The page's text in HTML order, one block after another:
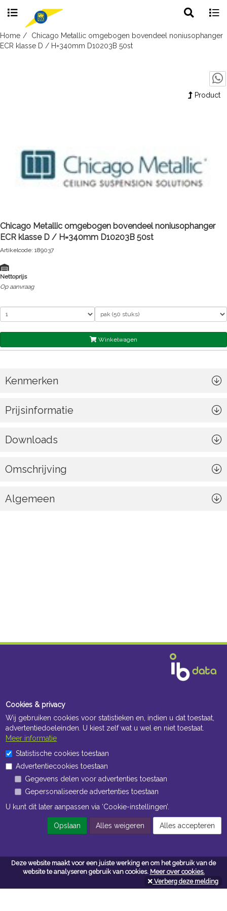
Deze website maakt voor een juiste werking en om het gebruik van de
website te analyseren gebruik van cookies. Meer over cookies.
Verberg deze melding
Skip
to
search
Home
Chicago Metallic omgebogen bovendeel noniusophanger
ECR klasse D / H=340mm D10203B 50st
Product
Chicago Metallic omgebogen bovendeel noniusophanger
ECR klasse D / H=340mm D10203B 50st
Artikelcode: 189037
Nettoprijs
Op aanvraag
Winkelwagen
Kenmerken
Prijsinformatie
Downloads
Omschrijving
Algemeen
Openingstijden Kantoor
Openingstijden Magazijn
Navigatie
Algemene voorwaarden
Privacy
Cookies & privacy
Wij gebruiken cookies voor statistieken en, indien u dat toestaat,
advertentiedoeleinden. U kiest zelf wat u wel en niet toestaat.
Meer informatie
Statistische cookies toestaan
Advertentiecookies toestaan
Gegevens delen voor advertenties toestaan
Gepersonaliseerde advertenties toestaan
U kunt dit later aanpassen via ‘Cookie-instellingen’.
Opslaan Alles weigeren Alles accepteren